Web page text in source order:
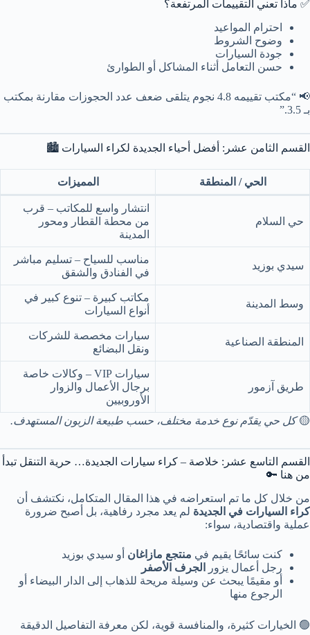
✅ ماذا تعني التقييمات المرتفعة؟
احترام المواعيد
وضوح الشروط
جودة السيارات
حسن التعامل أثناء المشاكل أو الطوارئ
📢 “مكتب تقييمه 4.8 نجوم يتلقى ضعف عدد الحجوزات مقارنة بمكتب
بـ 3.5.”
القسم الثامن عشر: أفضل أحياء الجديدة لكراء السيارات 🏙️
الحي / المنطقة المميزات
حي السلام
انتشار واسع للمكاتب – قرب
من محطة القطار ومحور
المدينة
سيدي بوزيد
مناسب للسياح – تسليم مباشر
في الفنادق والشقق
وسط المدينة
مكاتب كبيرة – تنوع كبير في
أنواع السيارات
المنطقة الصناعية
سيارات مخصصة للشركات
ونقل البضائع
طريق آزمور
سيارات VIP – وكالات خاصة
برجال الأعمال والزوار
الأوروبيين
🟡كل حي يقدّم نوع خدمة مختلف، حسب طبيعة الزبون المستهدف.
القسم التاسع عشر: خلاصة – كراء سيارات الجديدة… حرية التنقل تبدأ
من هنا 🔑
من خلال كل ما تم استعراضه في هذا المقال المتكامل، نكتشف أن
كراء السيارات في الجديدة لم يعد مجرد رفاهية، بل أصبح ضرورة
عملية واقتصادية، سواء:
كنت سائحًا يقيم في منتجع مازاغان أو سيدي بوزيد
رجل أعمال يزور
الجرف الأصفر
أو مقيمًا يبحث عن وسيلة مريحة للذهاب إلى الدار البيضاء أو
الرجوع منها
🟢 الخيارات كثيرة، والمنافسة قوية، لكن معرفة التفاصيل الدقيقة